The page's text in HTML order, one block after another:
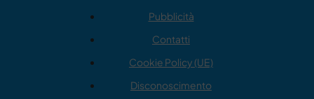
Pubblicità
Contatti
Cookie Policy (UE)
Disconoscimento